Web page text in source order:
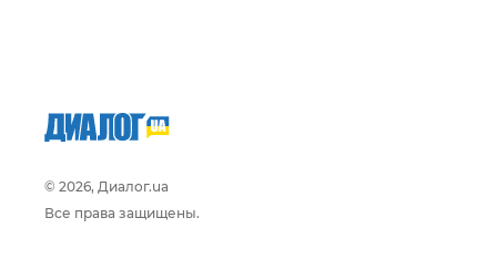
© 2026, Диалог.ua
Все права защищены.